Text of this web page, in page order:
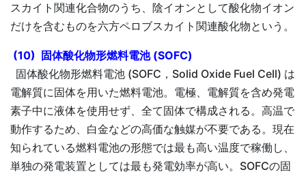
スカイト関連化合物のうち、陰イオンとして酸化物イオン
だけを含むものを六方ペロブスカイト関連酸化物という。
(10) 固体酸化物形燃料電池 (SOFC)
固体酸化物形燃料電池 (SOFC，Solid Oxide Fuel Cell) は
電解質に固体を用いた燃料電池。電極、電解質を含め発電
素子中に液体を使用せず、全て固体で構成される。高温で
動作するため、白金などの高価な触媒が不要である。現在
知られている燃料電池の形態では最も高い温度で稼働し、
単独の発電装置としては最も発電効率が高い。SOFCの固